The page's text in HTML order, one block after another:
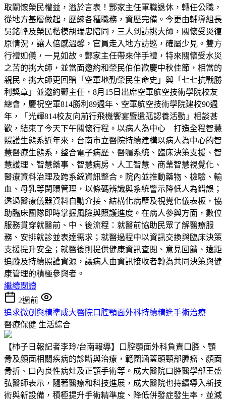
取關懷榮民權益，溢於言表！酆家主任軍職退休，轉任公職，
從地方基層做起，歷練各種職務，資歷完備。今更由輔導組長
吳銘峰及榮民楷模胡瑞忠陪同，三人到訪挑大師，關懷受災復
原情況，讓人倍感溫馨，官員走入地方訪巡，確屬少見。雙方
行禮如儀，一見如故。酆家主任帶來伴手禮，特來關懷受水災
之苦的挑大師，並當面邀約和榮民伯伯歡慶中秋佳節，相當的
親民。挑大師更回贈「空軍地勤榮民生命史」與「七七抗戰勝
利獎章」並邀約酆主任，8月15日出席空軍航空技術學院校友
總會，慶祝空軍814勝利89週年、空軍航空技術學院建校90週
年，「光輝814校友向前行飛機饗宴暨遺孤認養活動」相談甚
歡，結束了今天下午關懷行程。以病人為中心 打造全程智慧
照護生態系近年來，台南市立醫院持續建構以病人為中心的智
慧醫療生態系，整合電子病歷、醫囑系統、臨床決策支援、智
慧護理、智慧藥事、智慧病房、人工智慧、商業智慧視覺化、
醫療資料治理及跨系統資訊整合。院內並推動藥物、檢驗、輸
血、母乳等閉環管理，以條碼辨識與系統警示降低人為錯誤；
透過醫療儀器資料自動介接、結構化病歷及視覺化儀表板，協
助臨床團隊即時掌握風險與照護進度。在病人參與方面，數位
服務貫穿就醫前、中、後流程：就醫前協助民眾了解醫療服
務、安排就診並表達需求；就醫過程中以資訊交換與臨床決策
支援提升安全；就醫後則提供健康資訊查閱、意見回饋、遠距
追蹤及持續照護資源，讓病人由資訊接收者轉為共同決策與健
康管理的積極參與者。
繼續閱讀
2週前
追求微創與精準成大醫院口腔顎面外科持續精進手術治療
醫療保健 生活綜合
【柿子日報記者李玲/台南報導】口腔顎面外科負責口腔、顎
骨及顏面相關疾病的診斷與治療，範圍涵蓋頭頸部腫瘤、顏面
骨折、口內良性病灶及正顎手術等。成大醫院口腔醫學部王盛
弘醫師表示，隨著醫療和科技進展，成大醫院也持續導入新技
術與新設備，積極提升手術精準度、降低併發症發生率，並減